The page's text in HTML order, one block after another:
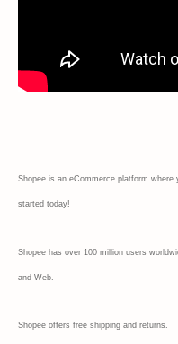
Shopee is an eCommerce platform
started today!
Shopee has over 100 million users
and Web.
Shopee offers free shipping and returns.